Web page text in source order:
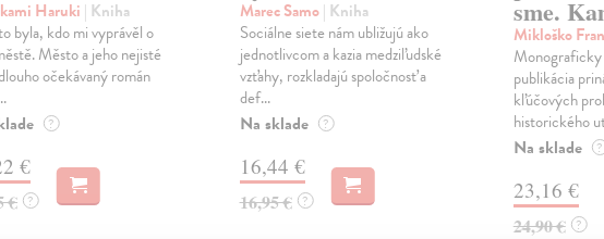
Haruki | Kniha
byla, kdo mi vyprávěl o
Město a jeho nejisté
očekávaný román
?
€
€ ?
Marec Samo| Kniha
Sociálne siete nám ubližujú ako
jednotlivcom a kazia medziľudské
vzťahy, rozkladajú spoločnosť a
def...
Na sklade ?
16,44 €
16,95 € ?
sme.
Mikloško
Monograficky
publikácia
kľúčových
historického
Na sklade ?
23,16 €
24,90 € ?